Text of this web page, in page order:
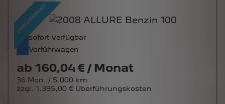
sofort verfügbar
Vorführwagen
ab 160,04 € / Monat
36 Mon. / 5.000 km
zzgl. 1.395,00 € Überführungskosten